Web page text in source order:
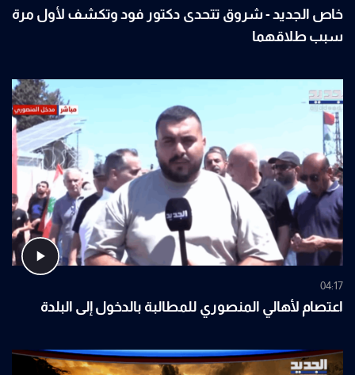
خاص الجديد - شروق تتحدى دكتور فود وتكشف لأول مرة
سبب طلاقهما
04:17
اعتصام لأهالي المنصوري للمطالبة بالدخول إلى البلدة